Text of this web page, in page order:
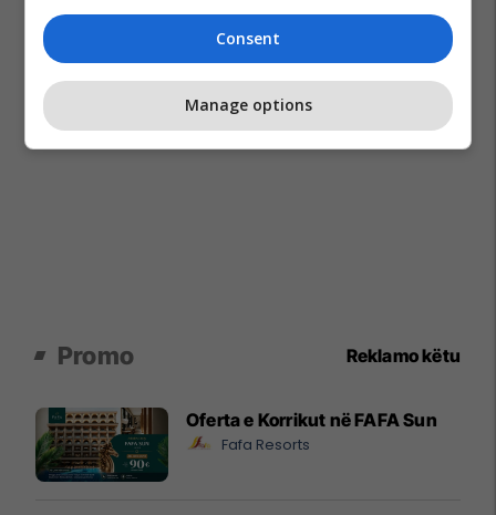
Promo Reklamo këtu
Oferta e Korrikut në FAFA Sun
Fafa Resorts
Consent
Manage options